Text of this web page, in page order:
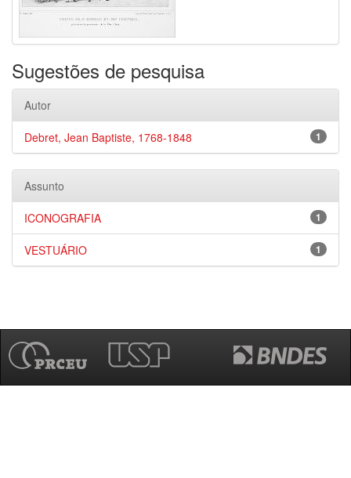
Sugestões de pesquisa
Autor
1
Debret, Jean Baptiste, 1768-1848
Assunto
1
ICONOGRAFIA
1
VESTUÁRIO